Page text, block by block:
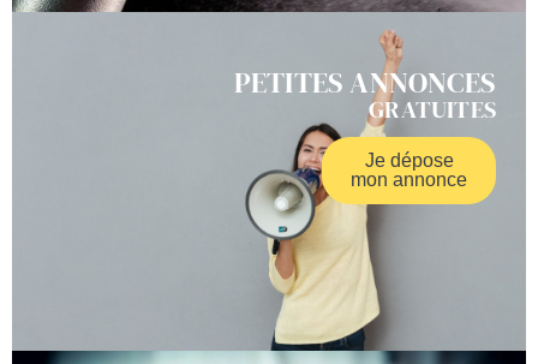
PETITES ANNONCES
GRATUITES
Je dépose
mon annonce